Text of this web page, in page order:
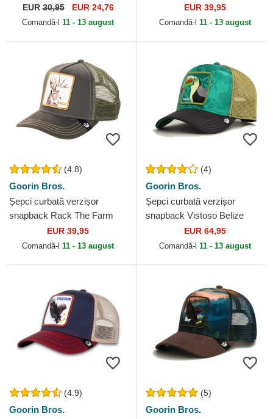
New York Yankees MLB de
New Era
EUR30,95 EUR 24,76
Comandă-l 11 - 13 august
Goorin Bros.EUR 39,95
Comandă-l 11 - 13 august
(4.8)
Goorin Bros.
Șepci curbată verzișor
snapback Rack The Farm
Goorin Bros.EUR 39,95
Comandă-l 11 - 13 august
(4)
Goorin Bros.
Șepci curbată verzișor
snapback Vistoso Belize
Toucan The Farm Goorin
Bros.
EUR 64,95
Comandă-l 11 - 13 august
(4.9)
Goorin Bros.
(5)
Goorin Bros.